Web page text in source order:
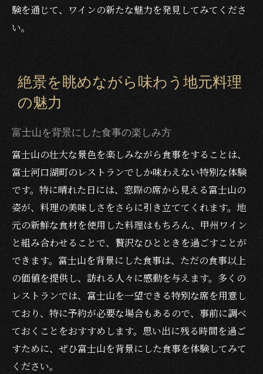
験を通じて、ワインの新たな魅力を発見してみてくださ
い。
絶景を眺めながら味わう地元料理
の魅力
富士山を背景にした食事の楽しみ方
富士山の壮大な景色を楽しみながら食事をすることは、
富士河口湖町のレストランでしか味わえない特別な体験
です。特に晴れた日には、窓際の席から見える富士山の
姿が、料理の美味しさをさらに引き立ててくれます。地
元の新鮮な食材を使用した料理はもちろん、甲州ワイン
と組み合わせることで、贅沢なひとときを過ごすことが
できます。富士山を背景にした食事は、ただの食事以上
の価値を提供し、訪れる人々に感動を与えます。多くの
レストランでは、富士山を一望できる特別な席を用意し
ており、特に予約が必要な場合もあるので、事前に調べ
ておくことをおすすめします。思い出に残る時間を過ご
すために、ぜひ富士山を背景にした食事を体験してみて
ください。